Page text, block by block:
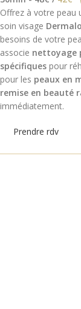
et
Offrez à votre peau
soin visage
besoins de votre
associe nettoyage
spécifiques pour
pour les peaux en
remise en beauté
immédiatement.
Prendre rdv